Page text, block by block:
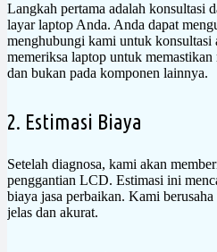
Langkah pertama adalah konsultasi
layar laptop Anda. Anda dapat
menghubungi kami untuk konsultasi
memeriksa laptop untuk
dan bukan pada komponen lainnya.
2. Estimasi Biaya
Setelah diagnosa, kami akan
penggantian LCD. Estimasi ini
biaya jasa perbaikan. Kami
jelas dan akurat.